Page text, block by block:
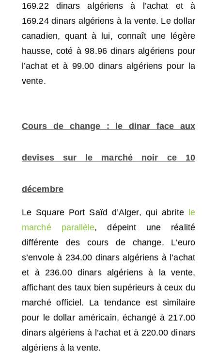
169.22 dinars algériens à l’achat et à
169.24 dinars algériens à la vente. Le dollar
canadien, quant à lui, connaît une légère
hausse, coté à 98.96 dinars algériens pour
l’achat et à 99.00 dinars algériens pour la
vente.
Cours de change : le dinar face aux
devises sur le marché noir ce 10
décembre
Le Square Port Saïd d’Alger, qui abrite
le
marché parallèle, dépeint une réalité
différente des cours de change. L’euro
s’envole à 234.00 dinars algériens à l’achat
et à 236.00 dinars algériens à la vente,
affichant des taux bien supérieurs à ceux du
marché officiel. La tendance est similaire
pour le dollar américain, échangé à 217.00
dinars algériens à l’achat et à 220.00 dinars
algériens à la vente.